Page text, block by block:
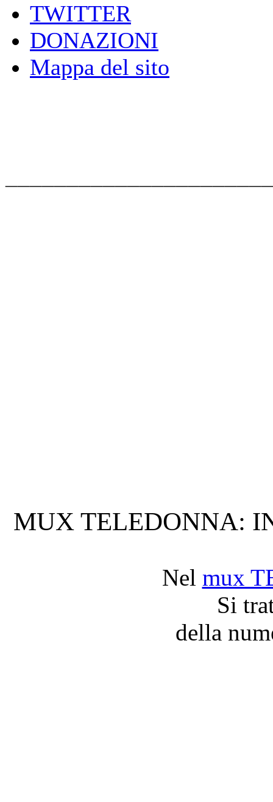
TWITTER
DONAZIONI
Mappa del sito
MUX TELEDONNA:
Nel mux
Si
della